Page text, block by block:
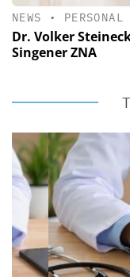
NEWS • PERSONAL
Dr. Volker
Singener ZNA